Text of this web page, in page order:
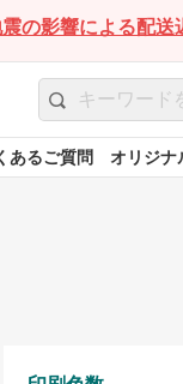
震の影響による配
あるご質問 オリジナ